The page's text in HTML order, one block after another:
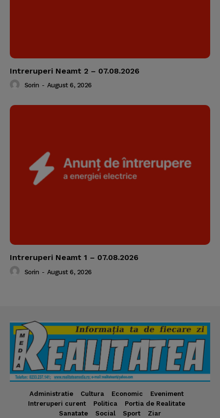
Intreruperi Neamt 2 – 07.08.2026
Sorin - August 6, 2026
Intreruperi Neamt 1 – 07.08.2026
Sorin - August 6, 2026
Administratie Cultura Economic
Eveniment
Intreruperi curent
Politica
Portia de Realitate
Sanatate
Social Sport Ziar